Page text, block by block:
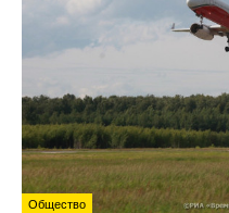
Общество